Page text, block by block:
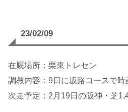
23/02/09
在厩場所：栗東トレセン
調教内容：9日に坂路コースで時
次走予定：2月19日の阪神・芝